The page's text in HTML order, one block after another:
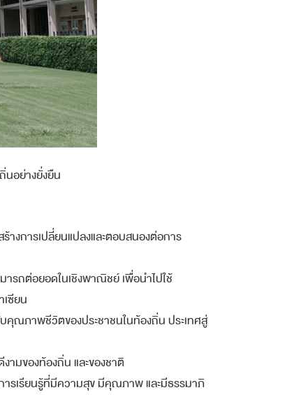
นอย่างยั่งยืน
งการเปลี่ยนแปลงและตอบสนองต่อการ
ารถต่อยอดในเชิงพาณิชย์ เพื่อนำไปใช้
เซียน
คุณภาพชีวิตของประชาชนในท้องถิ่น ประเทศสู่
มของท้องถิ่น และของชาติ
รเรียนรู้ที่มีความสุข มีคุณภาพ และมีธรรมาภิ